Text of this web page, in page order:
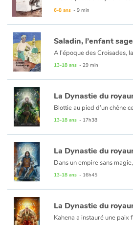
6-8 ans - 9 min
Saladin, l’enfant sage
13-18 ans - 29 min
13-18 ans - 17h38
13-18 ans - 16h45